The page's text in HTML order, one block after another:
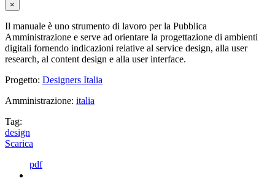
×
Il manuale è uno strumento di lavoro per la Pubblica
Amministrazione e serve ad orientare la progettazione di ambienti
digitali fornendo indicazioni relative al service design, alla user
research, al content design e alla user interface.
Progetto: Designers Italia
Amministrazione: italia
Tag:
design
Scarica
pdf